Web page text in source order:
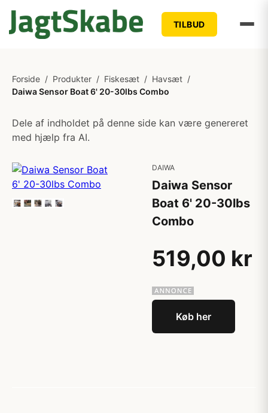
TILBUD
Forside / Produkter / Fiskesæt / Havsæt /
Daiwa Sensor Boat 6' 20-30lbs Combo
Dele af indholdet på denne side kan være genereret
med hjælp fra AI.
DAIWA
Daiwa Sensor
Boat 6' 20-30lbs
Combo
519,00 kr
Køb her